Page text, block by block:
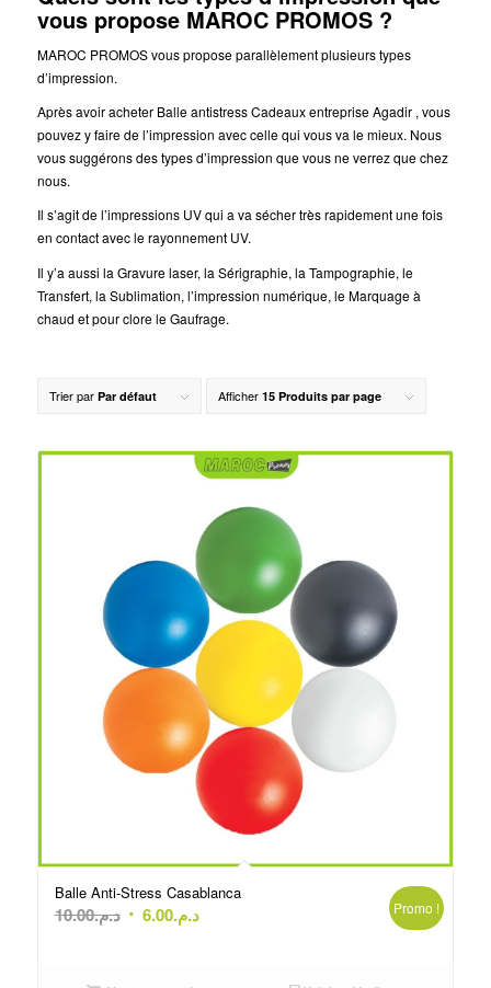
vous propose MAROC PROMOS ?
MAROC PROMOS vous propose parallèlement plusieurs types
d’impression.
Après avoir acheter Balle antistress Cadeaux entreprise Agadir , vous
pouvez y faire de l’impression avec celle qui vous va le mieux. Nous
vous suggérons des types d’impression que vous ne verrez que chez
nous.
Il s’agit de l’impressions UV qui a va sécher très rapidement une fois
en contact avec le rayonnement UV.
Il y’a aussi la Gravure laser, la Sérigraphie, la Tampographie, le
Transfert, la Sublimation, l’impression numérique, le Marquage à
chaud et pour clore le Gaufrage.
Trier par Par défaut Afficher 15 Produits par page
Balle Anti-Stress Casablanca
د.م.10.00
Le
د.م.6.00
Le
Promo !